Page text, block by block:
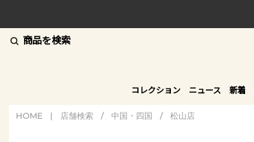
商品を検索
コレクション ニュース 新着
HOME | 店舗検索 / 中国・四国 / 松山店